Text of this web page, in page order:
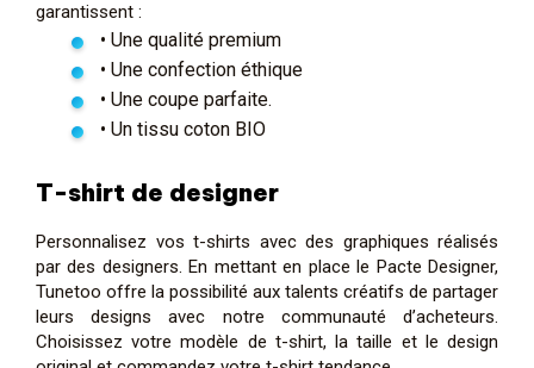
garantissent :
• Une qualité premium
• Une confection éthique
• Une coupe parfaite.
• Un tissu coton BIO
T-shirt de designer
Personnalisez vos t-shirts avec des graphiques réalisés
par des designers. En mettant en place le Pacte Designer,
Tunetoo offre la possibilité aux talents créatifs de partager
leurs designs avec notre communauté d’acheteurs.
Choisissez votre modèle de t-shirt, la taille et le design